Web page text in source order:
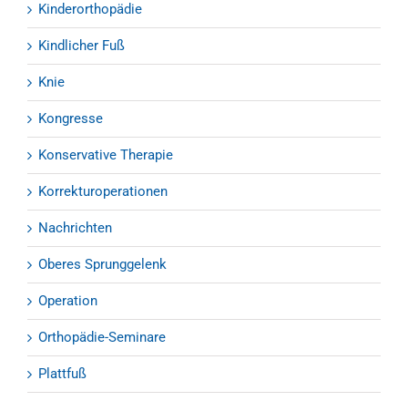
Kinderorthopädie
Kindlicher Fuß
Knie
Kongresse
Konservative Therapie
Korrekturoperationen
Nachrichten
Oberes Sprunggelenk
Operation
Orthopädie-Seminare
Plattfuß